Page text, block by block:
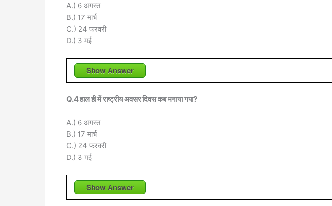
A.) 6 अगस्त
B.) 17 मार्च
C.) 24 फरवरी
D.) 3 मई
Show Answer
Q.4 हाल ही में राष्ट्रीय अवसर दिवस कब मनाया गया?
A.) 6 अगस्त
B.) 17 मार्च
C.) 24 फरवरी
D.) 3 मई
Show Answer